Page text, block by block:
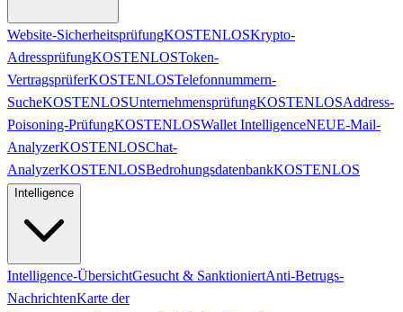
Website-SicherheitsprüfungKOSTENLOSKrypto-
AdressprüfungKOSTENLOSToken-
VertragsprüferKOSTENLOSTelefonnummern-
SucheKOSTENLOSUnternehmensprüfungKOSTENLOSAddress-
Poisoning-PrüfungKOSTENLOSWallet IntelligenceNEUE-Mail-
AnalyzerKOSTENLOSChat-
AnalyzerKOSTENLOSBedrohungsdatenbankKOSTENLOS
Intelligence
Intelligence-ÜbersichtGesucht & SanktioniertAnti-Betrugs-
NachrichtenKarte der